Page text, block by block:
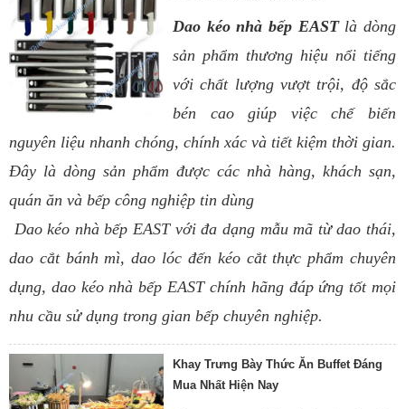
Dao kéo nhà bếp EASTlà dòng
sản phẩm thương hiệu nổi tiếng
với chất lượng vượt trội, độ sắc
bén cao giúp việc chế biến
nguyên liệu nhanh chóng, chính xác và tiết kiệm thời gian.
Đây là dòng sản phẩm được các nhà hàng, khách sạn,
quán ăn và bếp công nghiệp tin dùng
Dao kéo nhà bếp EAST với đa dạng mẫu mã từ dao thái,
dao cắt bánh mì, dao lóc đến kéo cắt thực phẩm chuyên
dụng, dao kéo nhà bếp EAST chính hãng đáp ứng tốt mọi
nhu cầu sử dụng trong gian bếp chuyên nghiệp.
Khay Trưng Bày Thức Ăn Buffet Đáng
Mua Nhất Hiện Nay